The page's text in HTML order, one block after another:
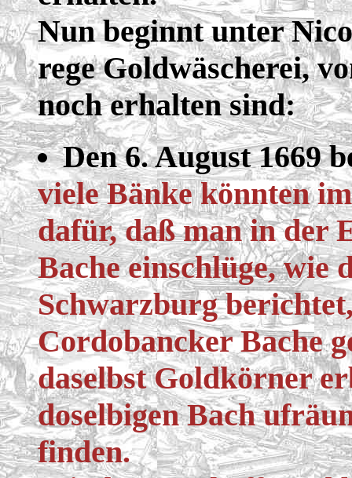
Nun beginnt unter
rege Goldwäscherei,
noch erhalten sind:
Den 6. August 1669
viele Bänke könnten
dafür, daß man in der
Bache einschlüge, wie
Schwarzburg
Cordobancker Bache
daselbst Goldkörner
doselbigen Bach
finden.